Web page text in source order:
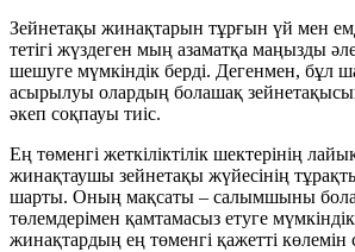
Зейнетақы жинақтарын тұрғын үй мен
тетігі жүздеген мың азаматқа маңызды
шешуге мүмкіндік берді. Дегенмен, бұл
асырылуы олардың болашақ
әкеп соқпауы тиіс.
Ең төменгі жеткіліктілік шектерінің
жинақтаушы зейнетақы жүйесінің
шарты. Оның мақсаты – салымшыны
төлемдерімен қамтамасыз етуге мүмкіндік
жинақтардың ең төменгі қажетті көлемін